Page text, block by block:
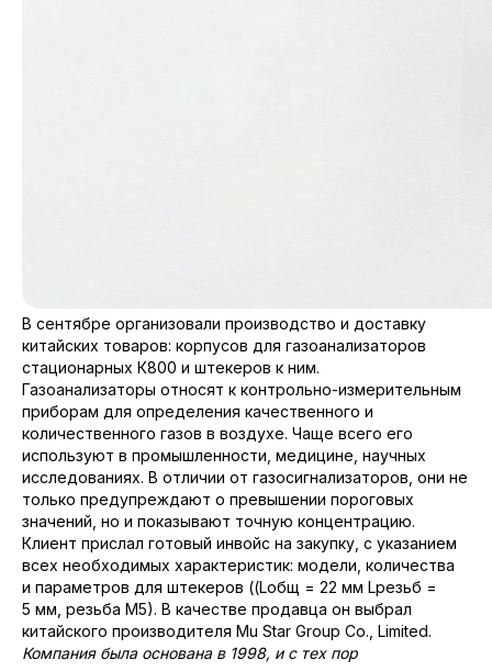
В сентябре организовали производство и доставку
китайских товаров: корпусов для газоанализаторов
стационарных К800 и штекеров к ним.
Газоанализаторы относят к контрольно-измерительным
приборам для определения качественного и
количественного газов в воздухе. Чаще всего его
используют в промышленности, медицине, научных
исследованиях. В отличии от газосигнализаторов, они не
только предупреждают о превышении пороговых
значений, но и показывают точную концентрацию.
Клиент прислал готовый инвойс на закупку, с указанием
всех необходимых характеристик: модели, количества
и параметров для штекеров ((Lобщ = 22 мм Lрезьб =
5 мм, резьба М5). В качестве продавца он выбрал
китайского производителя Mu Star Group Co., Limited.
Компания была основана в 1998, и с тех пор